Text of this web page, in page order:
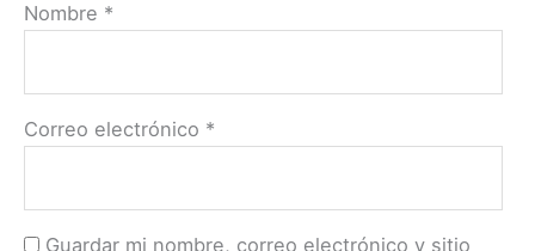
Nombre *
Correo electrónico *
Guardar mi nombre, correo electrónico y sitio